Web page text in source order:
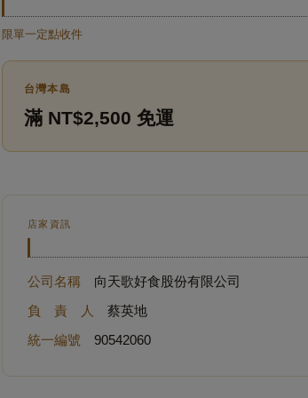
限單一定點收件
台灣本島
滿 NT$2,500 免運
店家資訊
公司名稱 向天歌好食股份有限公司
負 責 人
蔡英地
統一編號 90542060